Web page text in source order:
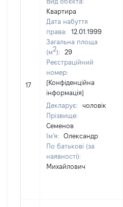
17
Квартира
Дата набуття
права:
12.01.1999
Загальна площа
(м2):
29
Реєстраційний
номер:
[Конфіденційна
інформація]
Декларує:
чоловік
Прізвище:
Семенов
Ім'я:
Олександр
По батькові (за
наявності):
Михайлович